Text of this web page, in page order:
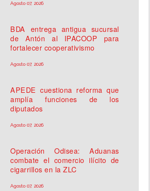
Agosto 07, 2026
BDA entrega antigua sucursal
de Antón al IPACOOP para
fortalecer cooperativismo
Agosto 07, 2026
APEDE cuestiona reforma que
amplía funciones de los
diputados
Agosto 07, 2026
Operación Odisea: Aduanas
combate el comercio ilícito de
cigarrillos en la ZLC
Agosto 07, 2026